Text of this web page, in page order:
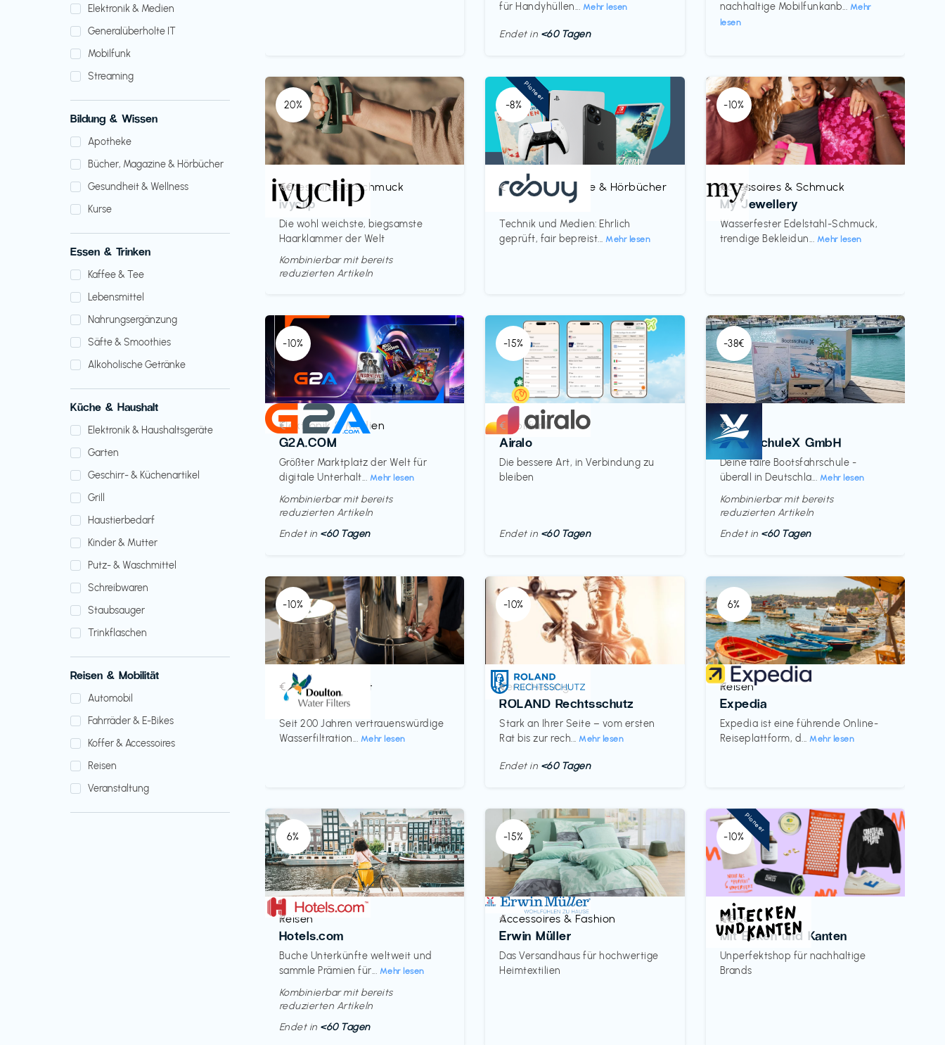
Elektronik & Medien
Generalüberholte IT
Mobilfunk
Streaming
Bildung & Wissen
Apotheke
Bücher, Magazine & Hörbücher
Gesundheit & Wellness
Kurse
Essen & Trinken
Kaffee & Tee
Lebensmittel
Nahrungsergänzung
Säfte & Smoothies
Alkoholische Getränke
Küche & Haushalt
Elektronik & Haushaltsgeräte
Garten
Geschirr- & Küchenartikel
Grill
Haustierbedarf
Kinder & Mutter
Putz- & Waschmittel
Schreibwaren
Staubsauger
Trinkflaschen
Reisen & Mobilität
Automobil
Fahrräder & E-Bikes
Koffer & Accessoires
Reisen
Veranstaltung
für Handyhüllen... Mehr lesen
Endet in <60 Tagen
nachhaltige Mobilfunkanb... Mehr
lesen
20%
Accessoires & Schmuck
ivyclip
Die wohl weichste, biegsamste
Haarklammer der Welt
€€‎
Kombinierbar mit bereits
reduzierten Artikeln
-8%
Bücher, Magazine & Hörbücher
Technik und Medien: Ehrlich
geprüft, fair bepreist...Mehr lesen
€‎
Pioneer
-10%
Accessoires & Schmuck
My Jewellery
Wasserfester Edelstahl-Schmuck,
trendige Bekleidun... Mehr lesen
€‎
-10%
Elektronik & Medien
G2A.COM
Größter Marktplatz der Welt für
digitale Unterhalt... Mehr lesen
€‎
Kombinierbar mit bereits
reduzierten Artikeln
Endet in <60 Tagen
-15%
Mobilfunk
Airalo
Die bessere Art, in Verbindung zu
bleiben
€‎
Endet in <60 Tagen
-38€
Kurse
BootsschuleX GmbH
Deine faire Bootsfahrschule -
überall in Deutschla... Mehr lesen
€‎
Kombinierbar mit bereits
reduzierten Artikeln
Endet in <60 Tagen
-10%
Küche & Haushalt
Doulton
Seit 200 Jahren vertrauenswürdige
Wasserfiltration... Mehr lesen
€‎
-10%
Versicherung
ROLAND Rechtsschutz
Stark an Ihrer Seite – vom ersten
Rat bis zur rech...Mehr lesen
€‎
Endet in <60 Tagen
6%
Reisen
Expedia
Expedia ist eine führende Online-
Reiseplattform, d...Mehr lesen
€‎
6%
Reisen
Hotels.com
Buche Unterkünfte weltweit und
sammle Prämien für... Mehr lesen
€‎
Kombinierbar mit bereits
reduzierten Artikeln
Endet in <60 Tagen
-15%
Accessoires & Fashion
Erwin Müller
Das Versandhaus für hochwertige
Heimtextilien
€‎
-10%
Mode
Mit Ecken und Kanten
Unperfektshop für nachhaltige
Brands
€€‎
Pioneer